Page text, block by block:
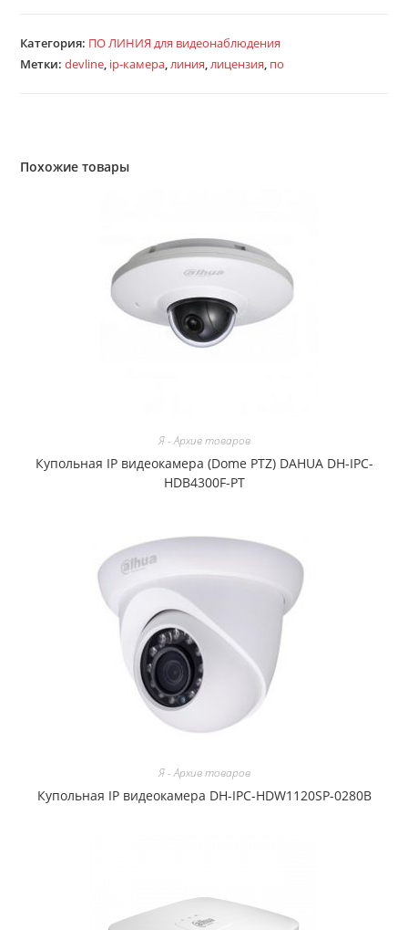
Категория: ПО ЛИНИЯ для видеонаблюдения
Метки:devline, ip-камера,линия,лицензия, по
Похожие товары
Я - Архив товаров
Купольная IP видеокамера (Dome PTZ) DAHUA DH-IPC-
HDB4300F-PT
Я - Архив товаров
Купольная IP видеокамера DH-IPC-HDW1120SP-0280B